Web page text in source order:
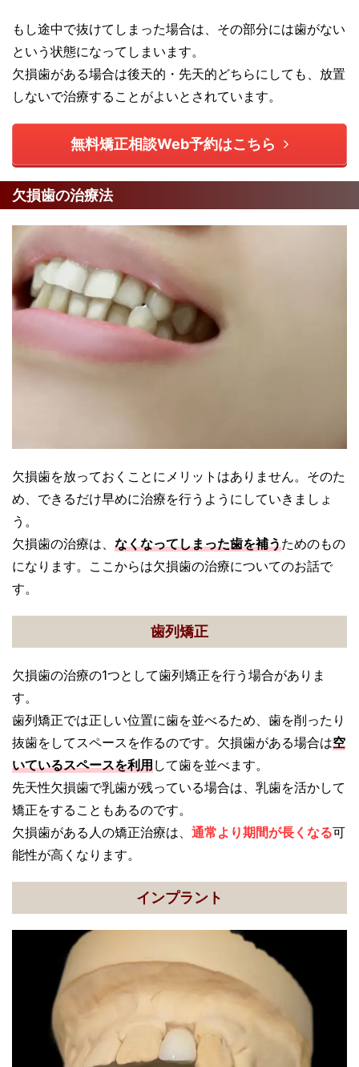
もし途中で抜けてしまった場合は、その部分には歯がない
という状態になってしまいます。
欠損歯がある場合は後天的・先天的どちらにしても、放置
しないで治療することがよいとされています。
無料矯正相談Web予約はこちら
欠損歯の治療法
欠損歯を放っておくことにメリットはありません。そのた
め、できるだけ早めに治療を行うようにしていきましょ
う。
欠損歯の治療は、 なくなってしまった歯を補うためのもの
になります。ここからは欠損歯の治療についてのお話で
す。
歯列矯正
欠損歯の治療の1つとして歯列矯正を行う場合がありま
す。
歯列矯正では正しい位置に歯を並べるため、歯を削ったり
抜歯をしてスペースを作るのです。欠損歯がある場合は空
いているスペースを利用して歯を並べます。
先天性欠損歯で乳歯が残っている場合は、乳歯を活かして
矯正をすることもあるのです。
欠損歯がある人の矯正治療は、 通常より期間が長くなる可
能性が高くなります。
インプラント